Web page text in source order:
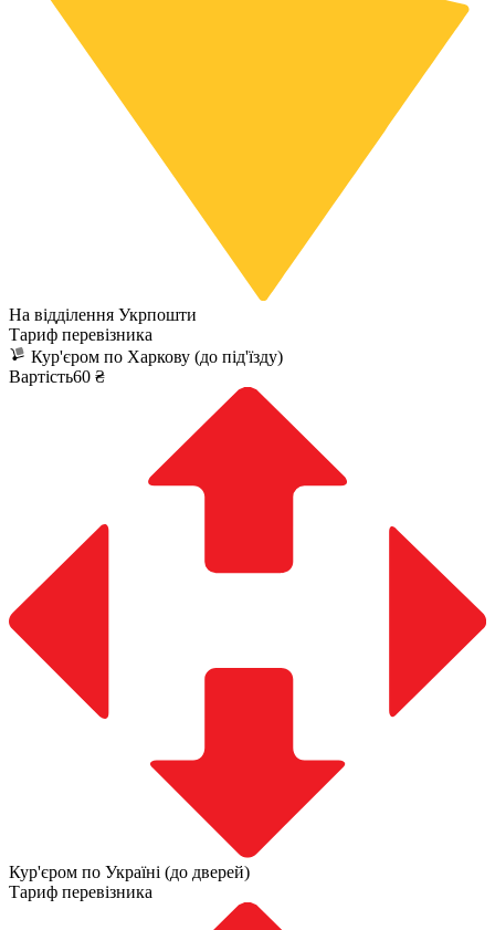
На відділення Укрпошти
Тариф перевізника
Кур'єром по Харкову (до під'їзду)
Вартість60 ₴
Кур'єром по Україні (до дверей)
Тариф перевізника